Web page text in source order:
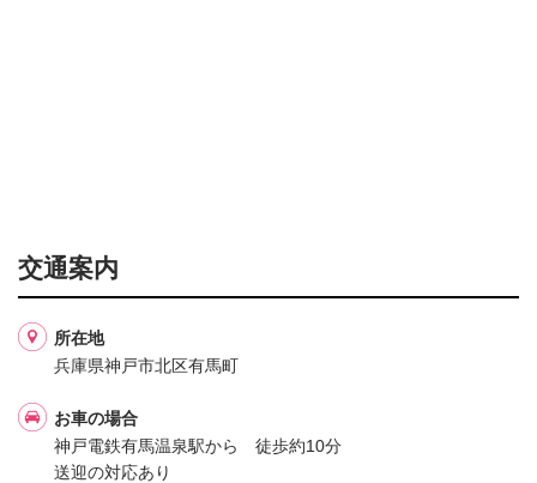
交通案内
所在地
兵庫県神戸市北区有馬町
お車の場合
神戸電鉄有馬温泉駅から 徒歩約10分
送迎の対応あり